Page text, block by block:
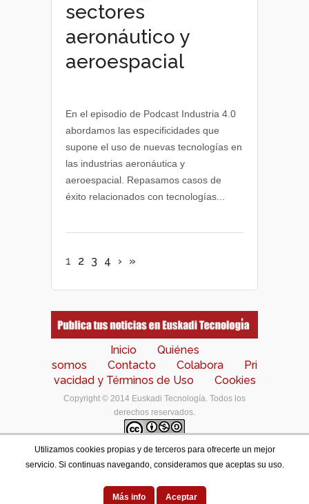
sectores
aeronáutico y
aeroespacial
En el episodio de Podcast Industria 4.0
abordamos las especificidades que
supone el uso de nuevas tecnologías en
las industrias aeronáutica y
aeroespacial. Repasamos casos de
éxito relacionados con tecnologías...
1 2 3 4 › »
Inicio
Quiénes
somos
Contacto Colabora
Pri
vacidad y Términos de Uso
Cookies
Copyright © 2014 Euskadi Tecnología. Todos los
derechos reservados.
Los contenidos de este portal están bajo unalicencia
de Creative Commons Reconocimiento-NoComercial-
Designed by
Utilizamos cookies propias y de terceros para ofrecerte un mejor
servicio. Si continuas navegando, consideramos que aceptas su uso.
Más info Aceptar